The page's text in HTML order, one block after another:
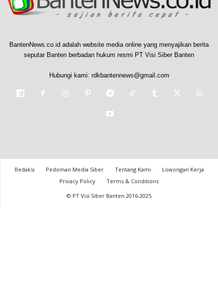
BantenNews.co.id adalah website media online yang menyajikan berita
seputar Banten berbadan hukum resmi PT Visi Siber Banten
Hubungi kami: rdkbantennews@gmail.com
Redaksi Pedoman Media Siber Tentang Kami
Lowongan Kerja
Privacy Policy
Terms & Conditions
© PT Visi Siber Banten 2016-2025